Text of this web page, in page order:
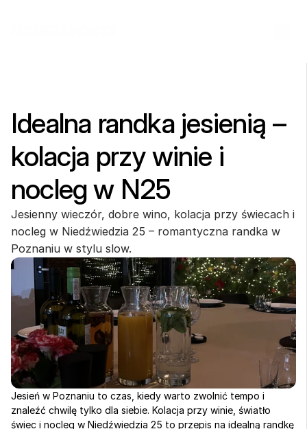
Idealna randka jesienią –
kolacja przy winie i
nocleg w N25
Jesienny wieczór, dobre wino, kolacja przy świecach i
nocleg w Niedźwiedzia 25 – romantyczna randka w
Poznaniu w stylu slow.
Jesień w Poznaniu to czas, kiedy warto zwolnić tempo i
znaleźć chwilę tylko dla siebie. Kolacja przy winie, światło
świec i nocleg w Niedźwiedzia 25 to przepis na idealną randkę